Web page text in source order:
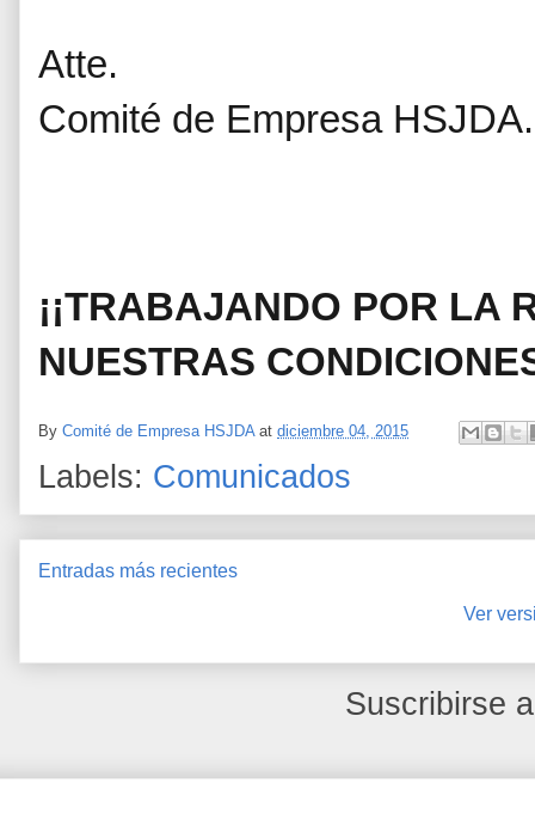
Atte.
Comité de Empresa HSJDA.
¡¡TRABAJANDO POR LA
NUESTRAS
By Comité de Empresa HSJDA at diciembre 04, 2015
Labels: Comunicados
Entradas más recientes
Ver
Suscribirse